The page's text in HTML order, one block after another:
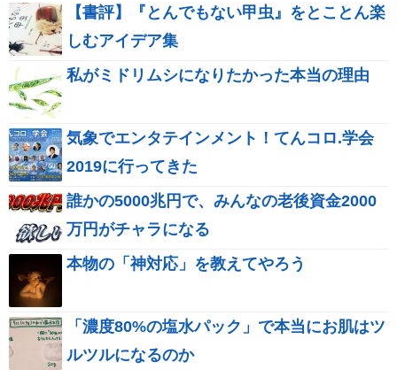
【書評】『とんでもない甲虫』をとことん楽
しむアイデア集
私がミドリムシになりたかった本当の理由
気象でエンタテインメント！てんコロ.学会
2019に行ってきた
誰かの5000兆円で、みんなの老後資金2000
万円がチャラになる
本物の「神対応」を教えてやろう
「濃度80%の塩水パック」で本当にお肌はツ
ルツルになるのか